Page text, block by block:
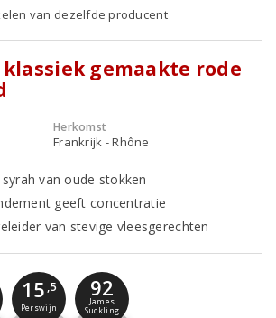
van dezelfde producent
gemaakte rode
Herkomst
Frankrijk - Rhône
van oude stokken
geeft concentratie
van stevige vleesgerechten
15 ,5
Perswijn
92
James
Suckling